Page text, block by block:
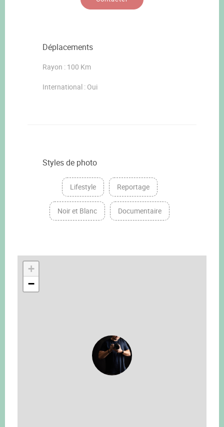
Déplacements
Rayon : 100 Km
International : Oui
Styles de photo
Lifestyle Reportage
Noir et Blanc Documentaire
+
−